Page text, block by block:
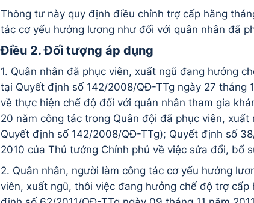
Thông tư này quy định điều chỉnh trợ cấp hằng
tác cơ yếu hưởng lương như đối với quân nhân đã
Điều 2. Đối tượng áp dụng
1. Quân nhân đã phục viên, xuất ngũ đang hưởng
tại Quyết định số 142/2008/QĐ-TTg ngày 27 tháng
về thực hiện chế độ đối với quân nhân tham gia
20 năm công tác trong Quân đội đã phục viên,
Quyết định số 142/2008/QĐ-TTg); Quyết định số
2010 của Thủ tướng Chính phủ về việc sửa đổi, bổ
2. Quân nhân, người làm công tác cơ yếu hưởng
viên, xuất ngũ, thôi việc đang hưởng chế độ trợ